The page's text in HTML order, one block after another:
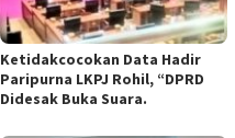
Ketidakcocokan Data Hadir
Paripurna LKPJ Rohil, “DPRD
Didesak Buka Suara.